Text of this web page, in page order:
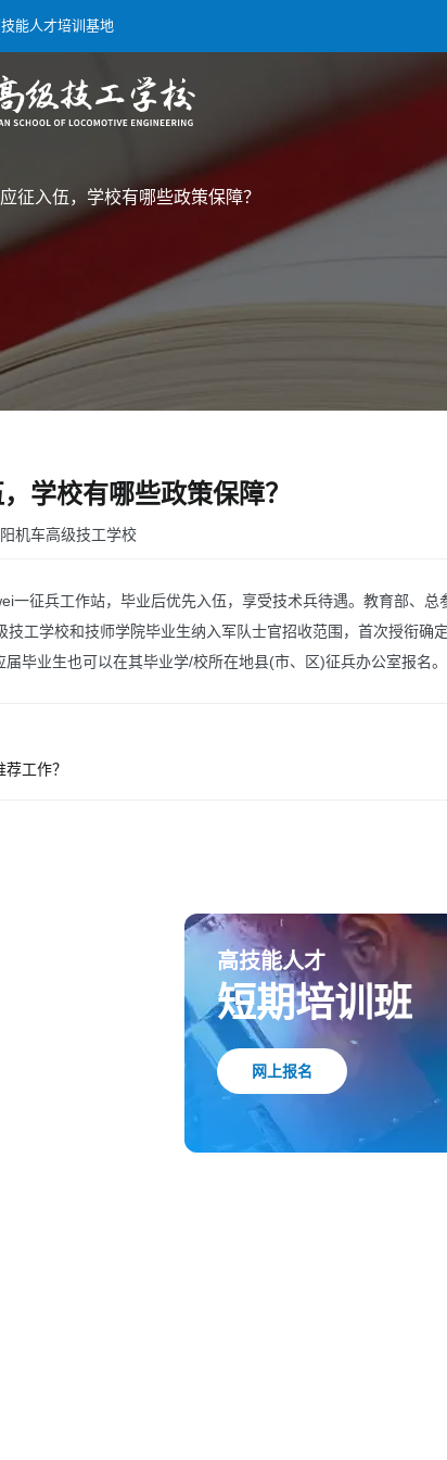
能人才培训基地
征入伍，学校有哪些政策保障？
学校有哪些政策保障？
机车高级技工学校
一征兵工作站，毕业后优先入伍，享受技术兵待遇。教育部、
技工学校和技师学院毕业生纳入军队士官招收范围，首次授衔确
毕业生也可以在其毕业学/校所在地县(市、区)征兵办公室报名。
工作？
高技能人才
短期培训班
网上报名